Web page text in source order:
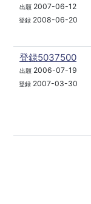
出願 2007-06-12
登録2008-06-20
登録5037500
出願2006-07-19
登録2007-03-30